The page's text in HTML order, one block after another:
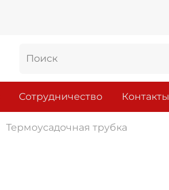
Сотрудничество Контакты
Термоусадочная трубка